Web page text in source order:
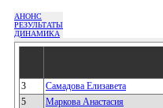
АНОНС
РЕЗУЛЬТАТЫ
ДИНАМИКА
3
Самадова Елизавета
5
Маркова Анастасия